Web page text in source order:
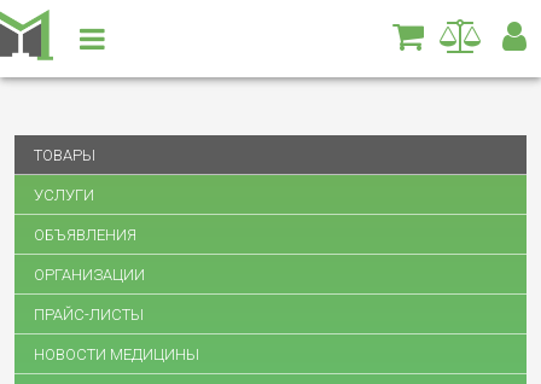
ТОВАРЫ
УСЛУГИ
ОБЪЯВЛЕНИЯ
ОРГАНИЗАЦИИ
ПРАЙС-ЛИСТЫ
НОВОСТИ МЕДИЦИНЫ